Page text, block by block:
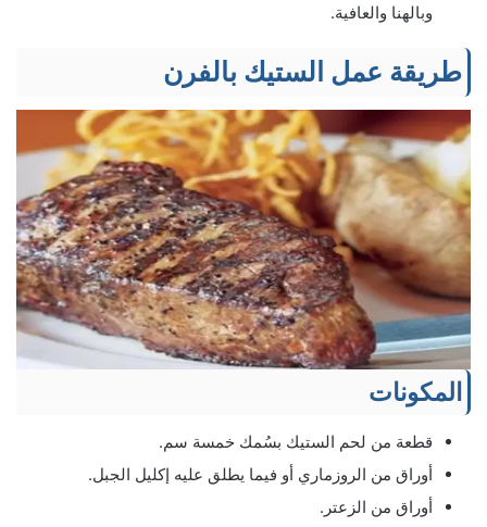
وبالهنا والعافية.
طريقة عمل الستيك بالفرن
المكونات
قطعة من لحم الستيك بسُمك خمسة سم.
أوراق من الروزماري أو فيما يطلق عليه إكليل الجبل.
أوراق من الزعتر.